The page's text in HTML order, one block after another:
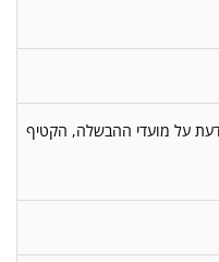
על מועדי ההבשלה, הקטיף